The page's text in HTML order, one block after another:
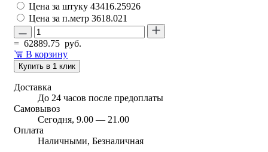
Цена за штуку 43416.25926
Цена за п.метр 3618.021
= 62889.75 руб.
В корзину
Купить в 1 клик
Доставка
До 24 часов после предоплаты
Самовывоз
Сегодня, 9.00 — 21.00
Оплата
Наличными, Безналичная